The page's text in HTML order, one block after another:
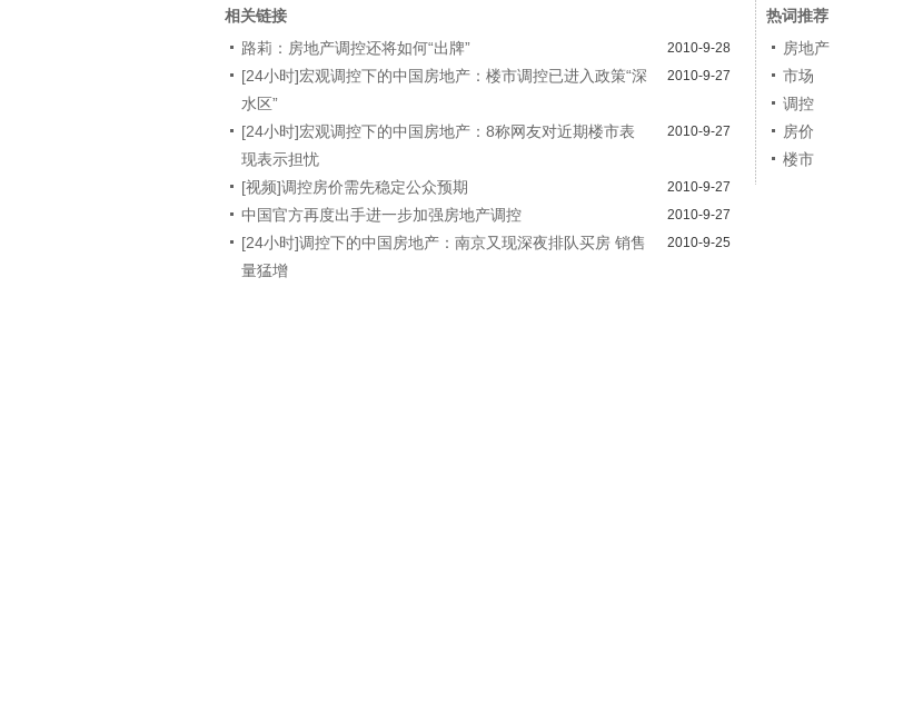
相关链接
路莉：房地产调控还将如何“出牌”
2010-9-28
[24小时]宏观调控下的中国房地产：楼市调控已进入政策“深
水区”
2010-9-27
[24小时]宏观调控下的中国房地产：8称网友对近期楼市表
现表示担忧
2010-9-27
[视频]调控房价需先稳定公众预期 2010-9-27
中国官方再度出手进一步加强房地产调控 2010-9-27
[24小时]调控下的中国房地产：南京又现深夜排队买房 销售
量猛增
2010-9-25
热词推荐
房地产
市场
调控
房价
楼市